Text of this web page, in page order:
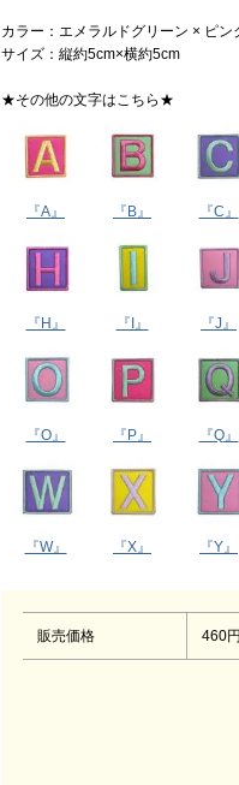
カラー：エメラルドグリーン × ピン
サイズ：縦約5cm×横約5cm
★その他の文字はこちら★
『A』 『B』 『C』
『H』 『I』 『J』
『O』 『P』 『Q』
『W』 『X』 『Y』
販売価格 460